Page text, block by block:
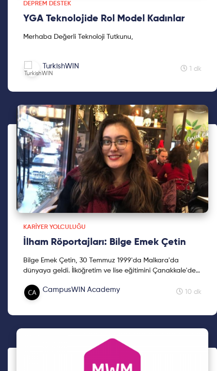
DEPREM DESTEK
YGA Teknolojide Rol Model Kadınlar
Merhaba Değerli Teknoloji Tutkunu,
TurkishWIN 1 dk
KARIYER YOLCULUĞU
İlham Röportajları: Bilge Emek Çetin
Bilge Emek Çetin, 30 Temmuz 1999'da Malkara'da
dünyaya geldi. İlköğretim ve lise eğitimini Çanakkale'de
mezun olduktan sonra Boğaziçi Üniversitesi Kimya
Bölümü'ne yerleşti. Haziran 2023'te lisans eğitimini
CampusWIN Academy 10 dk